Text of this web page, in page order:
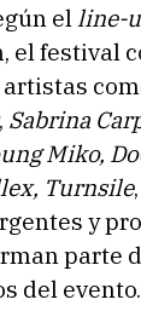
el line-
el festival
, Sabrina
Miko,
Turnsile
y
parte
del evento.